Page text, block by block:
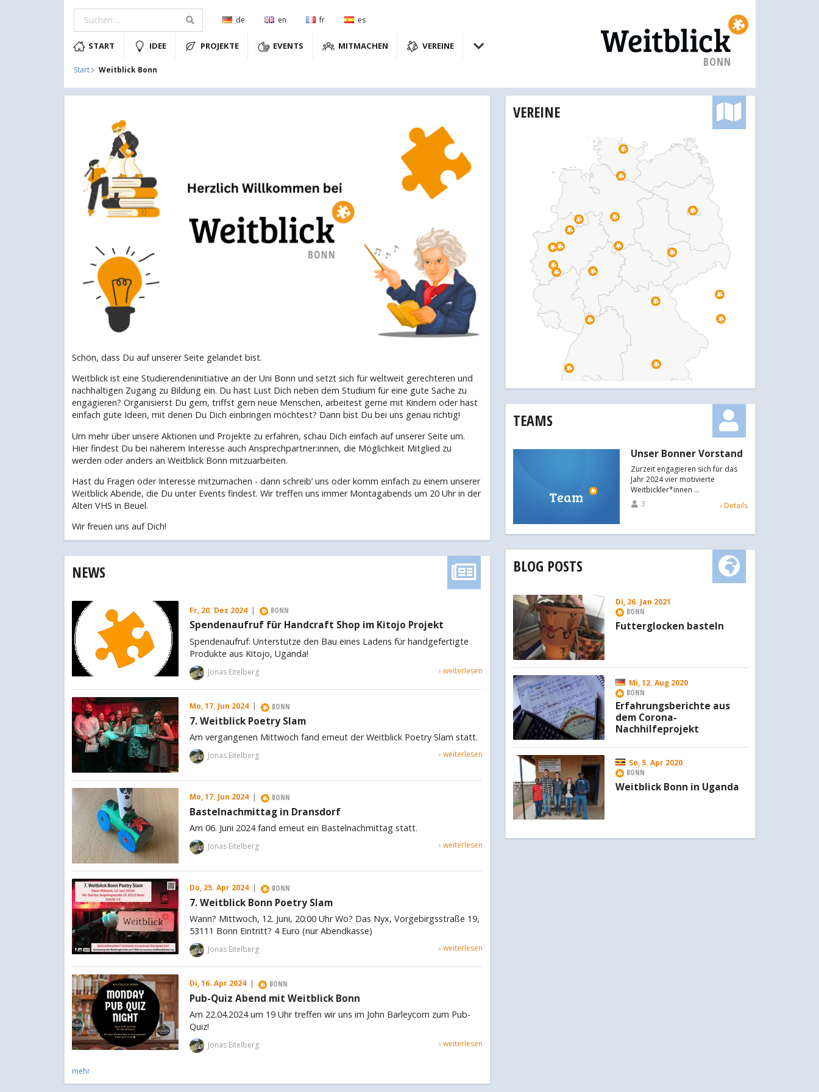
de en fr es
START IDEE PROJEKTE EVENTS MITMACHEN VEREINE
Start Weitblick Bonn
BONN
Schön, dass Du auf unserer Seite gelandet bist.
Weitblick ist eine Studierendeninitiative an der Uni Bonn und setzt sich für weltweit gerechteren und
nachhaltigen Zugang zu Bildung ein. Du hast Lust Dich neben dem Studium für eine gute Sache zu
engagieren? Organisierst Du gern, triffst gern neue Menschen, arbeitest gerne mit Kindern oder hast
einfach gute Ideen, mit denen Du Dich einbringen möchtest? Dann bist Du bei uns genau richtig!
Um mehr über unsere Aktionen und Projekte zu erfahren, schau Dich einfach auf unserer Seite um.
Hier findest Du bei näherem Interesse auch Ansprechpartner:innen, die Möglichkeit Mitglied zu
werden oder anders an Weitblick Bonn mitzuarbeiten.
Hast du Fragen oder Interesse mitzumachen - dann schreib’ uns oder komm einfach zu einem unserer
Weitblick Abende, die Du unter Events findest. Wir treffen uns immer Montagabends um 20 Uhr in der
Alten VHS in Beuel.
Wir freuen uns auf Dich!
NEWS
Fr, 20. Dez 2024 | BONN
Spendenaufruf für Handcraft Shop im Kitojo Projekt
Spendenaufruf: Unterstütze den Bau eines Ladens für handgefertigte
Produkte aus Kitojo, Uganda!
Jonas Eitelberg › weiterlesen
Mo, 17. Jun 2024 | BONN
7. Weitblick Poetry Slam
Am vergangenen Mittwoch fand erneut der Weitblick Poetry Slam statt.
Jonas Eitelberg › weiterlesen
Mo, 17. Jun 2024 | BONN
Bastelnachmittag in Dransdorf
Am 06. Juni 2024 fand erneut ein Bastelnachmittag statt.
Jonas Eitelberg › weiterlesen
Do, 25. Apr 2024 | BONN
7. Weitblick Bonn Poetry Slam
Wann? Mittwoch, 12. Juni, 20:00 Uhr Wo? Das Nyx, Vorgebirgsstraße 19,
53111 Bonn Eintritt? 4 Euro (nur Abendkasse)
Jonas Eitelberg › weiterlesen
Di, 16. Apr 2024 | BONN
Pub-Quiz Abend mit Weitblick Bonn
Am 22.04.2024 um 19 Uhr treffen wir uns im John Barleycorn zum Pub-
Quiz!
Jonas Eitelberg › weiterlesen
mehr
VEREINE
TEAMS
Team
Unser Bonner Vorstand
Zurzeit engagieren sich für das
Jahr 2024 vier motivierte
Weitbickler*innen …
› Details
3
BLOG POSTS
Di, 26. Jan 2021
BONN
Futterglocken basteln
Mi, 12. Aug 2020
BONN
Erfahrungsberichte aus
dem Corona-
Nachhilfeprojekt
So, 5. Apr 2020
BONN
Weitblick Bonn in Uganda